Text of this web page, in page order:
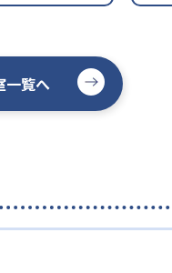
一覧へ